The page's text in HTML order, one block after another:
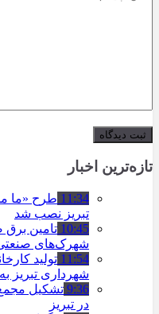
تازه‌ترین اخبار
11:34 طرح «ما
تبریز نصب شد
10:45 تامین
شهرک‌های
11:54 تولید
شهرداری تبریز به مرز ۱۰۰ هزار
9:36 تشکیل
در تبریز